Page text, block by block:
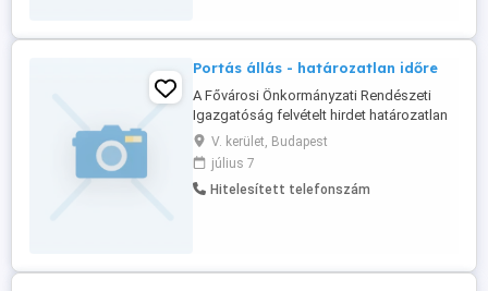
flottakezelési ...
Portás állás - határozatlan időre
A Fővárosi Önkormányzati Rendészeti
Igazgatóság felvételt hirdet határozatlan
időtartamú munkaviszony keretében
portaszolgálatos feladatok ellátására.
Ellátandó feladatok Az irodaépületbe
belépni szándékozók ellenőrzött be- és
V. kerület, Budapest
július 7
Hitelesített telefonszám